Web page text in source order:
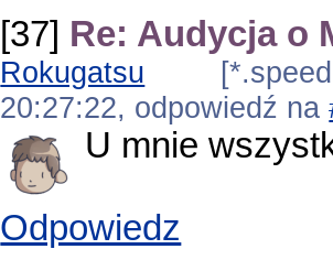
[37] Re: Audycja o
Rokugatsu
20:27:22, odpowiedź na
U mnie
Odpowiedz